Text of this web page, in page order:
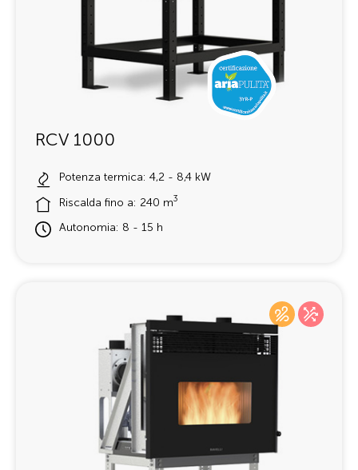
RCV 1000
Potenza termica: 4,2 - 8,4 kW
Riscalda fino a: 240 m3
Autonomia: 8 - 15 h